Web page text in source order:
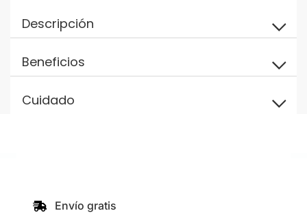
Descripción
Beneficios
Cuidado
Envío gratis